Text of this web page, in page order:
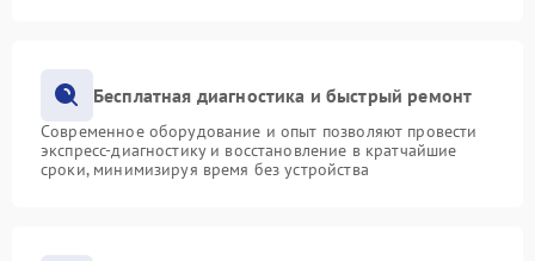
Бесплатная диагностика и быстрый ремонт
Современное оборудование и опыт позволяют провести
экспресс-диагностику и восстановление в кратчайшие
сроки, минимизируя время без устройства